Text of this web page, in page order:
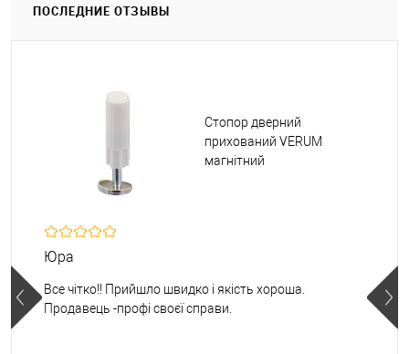
ПОСЛЕДНИЕ ОТЗЫВЫ
Стопор дверний
прихований VERUM
магнітний
Юра
Все чітко!! Прийшло швидко і якість хороша.
Продавець -профі своєї справи.